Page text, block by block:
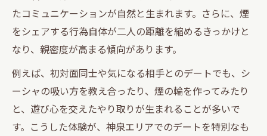
たコミュニケーションが自然と生まれます。さらに、煙
をシェアする行為自体が二人の距離を縮めるきっかけと
なり、親密度が高まる傾向があります。
例えば、初対面同士や気になる相手とのデートでも、シ
ーシャの吸い方を教え合ったり、煙の輪を作ってみたり
と、遊び心を交えたやり取りが生まれることが多いで
す。こうした体験が、神泉エリアでのデートを特別なも